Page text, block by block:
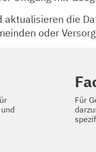
die
oder
Für